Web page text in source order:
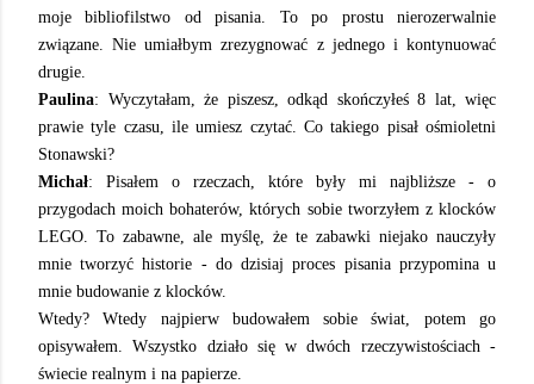
moje bibliofilstwo od pisania. To po prostu nierozerwalnie
związane. Nie umiałbym zrezygnować z jednego i kontynuować
drugie.
Paulina: Wyczytałam, że piszesz, odkąd skończyłeś 8 lat, więc
prawie tyle czasu, ile umiesz czytać. Co takiego pisał ośmioletni
Stonawski?
Michał: Pisałem o rzeczach, które były mi najbliższe - o
przygodach moich bohaterów, których sobie tworzyłem z klocków
LEGO. To zabawne, ale myślę, że te zabawki niejako nauczyły
mnie tworzyć historie - do dzisiaj proces pisania przypomina u
mnie budowanie z klocków.
Wtedy? Wtedy najpierw budowałem sobie świat, potem go
opisywałem. Wszystko działo się w dwóch rzeczywistościach -
świecie realnym i na papierze.